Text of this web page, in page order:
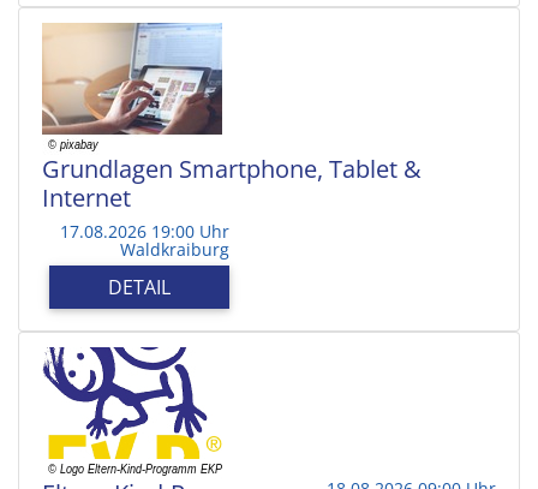
Grundlagen Smartphone, Tablet &
Internet
17.08.2026 19:00 Uhr
Waldkraiburg
DETAIL